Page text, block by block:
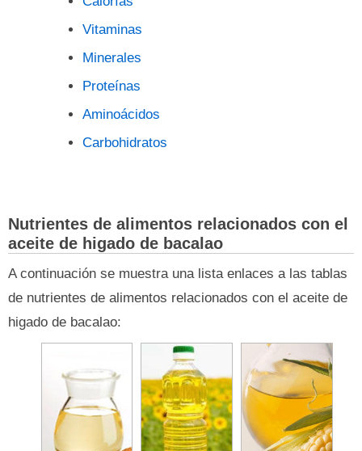
Vitaminas
Minerales
Proteínas
Aminoácidos
Carbohidratos
Nutrientes de alimentos relacionados con el
aceite de higado de bacalao
A continuación se muestra una lista enlaces a las tablas
de nutrientes de alimentos relacionados con el aceite de
higado de bacalao: